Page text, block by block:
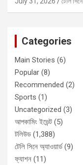
Categories
Main Stories (6)
Popular (8)
Recommended (2)
Sports (1)
Uncategorized (3)
আপকামিং ইভেন্ট (5)
টলিউড (1,388)
টেলি সিনে অ্যাওয়ার্ড(9)
ফ্যাশন (11)